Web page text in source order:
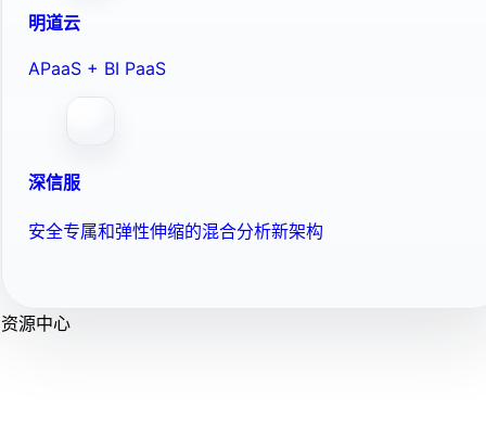
明道云
APaaS + BI PaaS
深信服
安全专属和弹性伸缩的混合分析新架构
资源中心